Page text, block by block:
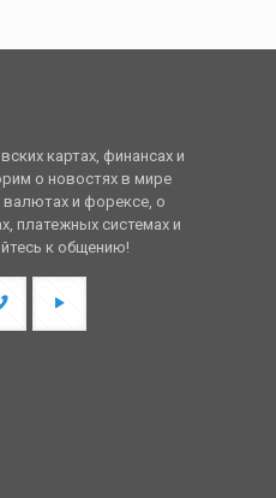
картах, финансах и
о новостях в мире
и форексе, о
платежных системах и
к общению!